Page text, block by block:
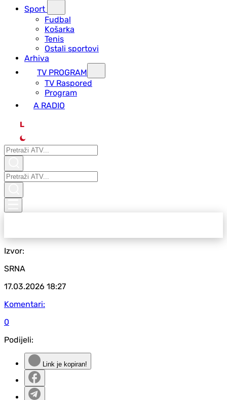
Sport
Fudbal
Košarka
Tenis
Ostali sportovi
Arhiva
TV PROGRAM
ТV Raspored
Program
A RADIO
L
Izvor:
SRNA
17.03.2026 18:27
Komentari:
0
Podijeli:
Link je kopiran!